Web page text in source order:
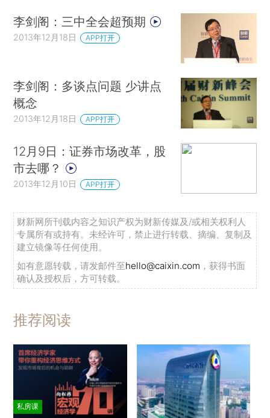
李剑阁：三中全会超预期
2013年12月18日 APP打开
李剑阁：多谈点问题 少讲点
概念
2013年12月18日 APP打开
12月9日：证券市场改革，股
市去哪？
2013年12月10日 APP打开
财新网所刊载内容之知识产权为财新传媒及/或相关权利人
专属所有或持有。未经许可，禁止进行转载、摘编、复制及
建立镜像等任何使用。
如有意愿转载，请发邮件至hello@caixin.com ，获得书面
确认及授权后，方可转载。
推荐阅读
私房课